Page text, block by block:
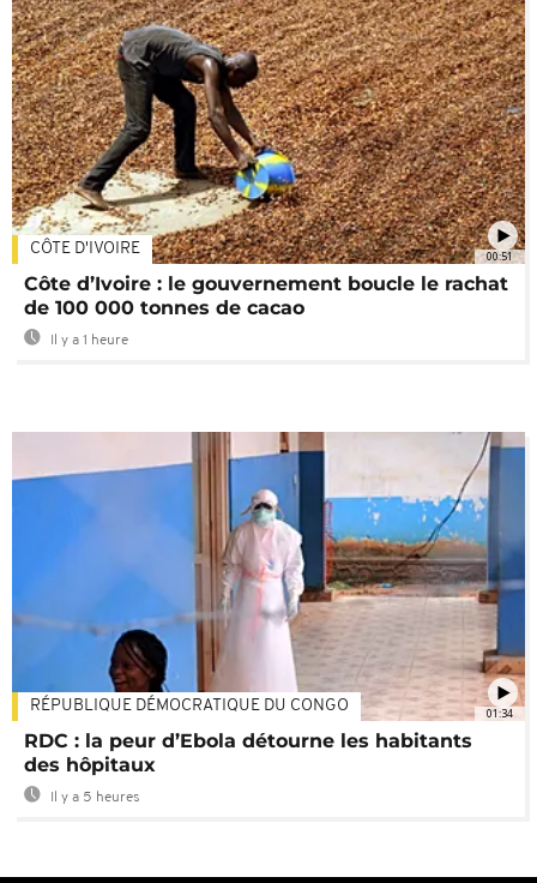
00:51
CÔTE D'IVOIRE
Côte d’Ivoire : le gouvernement boucle le rachat
de 100 000 tonnes de cacao
Il y a 1 heure
01:34
RÉPUBLIQUE DÉMOCRATIQUE DU CONGO
RDC : la peur d’Ebola détourne les habitants
des hôpitaux
Il y a 5 heures